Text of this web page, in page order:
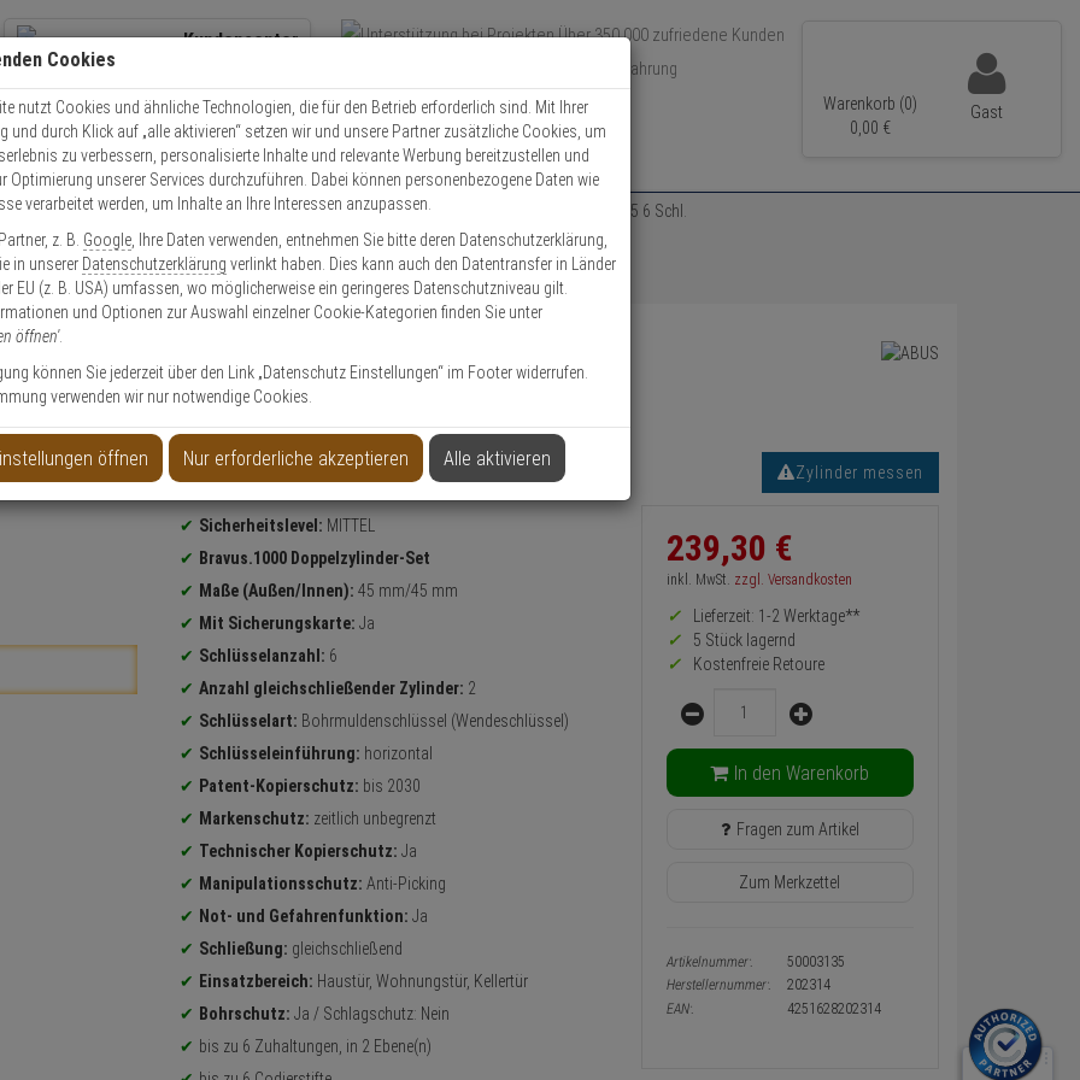
Kundencenter
Kontaktservice nutzen
Mo. - Do.: 8:00 - 16:30 Fr. 8:00 - 14:00 Uhr
Über 350.000 zufriedene Kunden
Über 15 Jahre Erfahrung
Schneller Versand
Warenkorb (0)
0, 00 €
Gast
Schließzylinder Schließzylinder Set 2er Abus Bravus 1000 Doppelzylinder 45/45 6 Schl.
45/45 6 Schl.
Zylinder messen
Produktinformationen
Sicherheitslevel: MITTEL
Bravus.1000 Doppelzylinder-Set
Maße (Außen/Innen): 45 mm/45 mm
Mit Sicherungskarte: Ja
Schlüsselanzahl: 6
Anzahl gleichschließender Zylinder: 2
Schlüsselart: Bohrmuldenschlüssel (Wendeschlüssel)
Schlüsseleinführung: horizontal
Patent-Kopierschutz: bis 2030
Markenschutz: zeitlich unbegrenzt
Technischer Kopierschutz: Ja
Manipulationsschutz: Anti-Picking
Not- und Gefahrenfunktion: Ja
Schließung: gleichschließend
Einsatzbereich: Haustür, Wohnungstür, Kellertür
Bohrschutz: Ja / Schlagschutz: Nein
bis zu 6 Zuhaltungen, in 2 Ebene(n)
Informationen
zurück
Preis,
und
Warenkorb-
oder
Button
239,30 €
inkl. MwSt. zzgl. Versandkosten
Lieferzeit: 1-2 Werktage**
5 Stück lagernd
Kostenfreie Retoure
Menge
In den Warenkorb
Fragen zum Artikel
Zum Merkzettel
Artikelnummer:
50003135
Herstellernummer:
202314
EAN:
4251628202314
Cookies
nutzt Cookies und ähnliche Technologien, die für den Betrieb erforderlich sind. Mit Ihrer
und durch Klick auf „alle aktivieren“ setzen wir und unsere Partner zusätzliche Cookies, um
zu verbessern, personalisierte Inhalte und relevante Werbung bereitzustellen und
Optimierung unserer Services durchzuführen. Dabei können personenbezogene Daten wie
verarbeitet werden, um Inhalte an Ihre Interessen anzupassen.
z. B. Google , Ihre Daten verwenden, entnehmen Sie bitte deren Datenschutzerklärung,
in unserer Datenschutzerklärung verlinkt haben. Dies kann auch den Datentransfer in Länder
EU (z. B. USA) umfassen, wo möglicherweise ein geringeres Datenschutzniveau gilt.
und Optionen zur Auswahl einzelner Cookie-Kategorien finden Sie unter
öffnen'.
können Sie jederzeit über den Link „Datenschutz Einstellungen“ im Footer widerrufen.
verwenden wir nur notwendige Cookies.
öffnen Nur erforderliche akzeptieren Alle aktivieren